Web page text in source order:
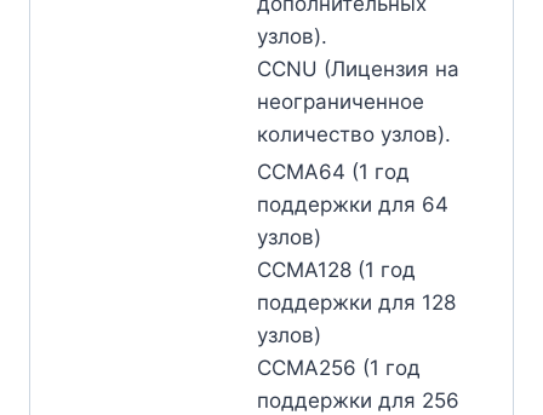
узлов).
CCNU (Лицензия на
неограниченное
количество узлов).
CCMA64 (1 год
поддержки для 64
узлов)
CCMA128 (1 год
поддержки для 128
узлов)
CCMA256 (1 год
поддержки для 256